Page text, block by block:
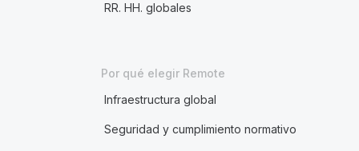
RR. HH. globales
Por qué elegir Remote
Infraestructura global
Seguridad y cumplimiento normativo